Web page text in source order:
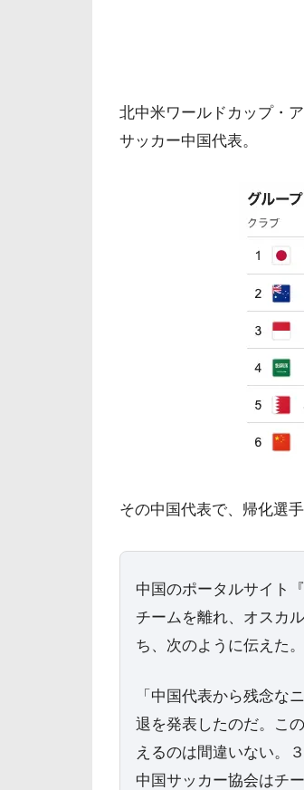
北中米ワールドカップ・
サッカー中国代表。
その中国代表で、帰化選
中国のポータルサイト
チームを離れ、オスカ
ち、次のように伝えた。
「中国代表から残念な
退を発表したのだ。こ
えるのは間違いない。
中国サッカー協会はチ